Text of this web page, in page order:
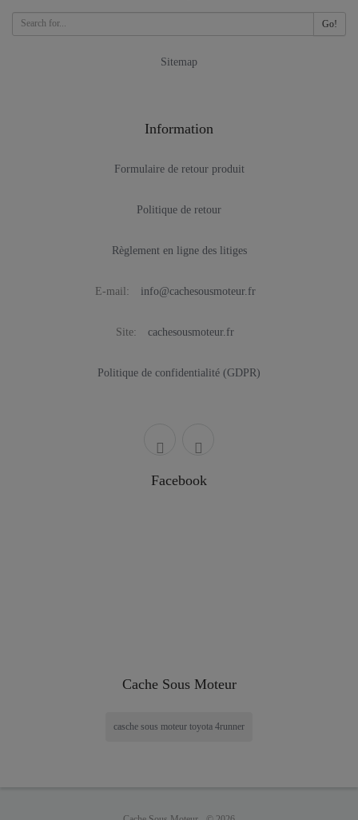
Go!
Sitemap
Information
Formulaire de retour produit
Politique de retour
Règlement en ligne des litiges
E-mail: info@cachesousmoteur.fr
Site: cachesousmoteur.fr
Politique de confidentialité (GDPR)
Facebook
Cache Sous Moteur
casche sous moteur toyota 4runner